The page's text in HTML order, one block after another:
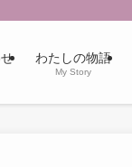
わたしの物語
My Story